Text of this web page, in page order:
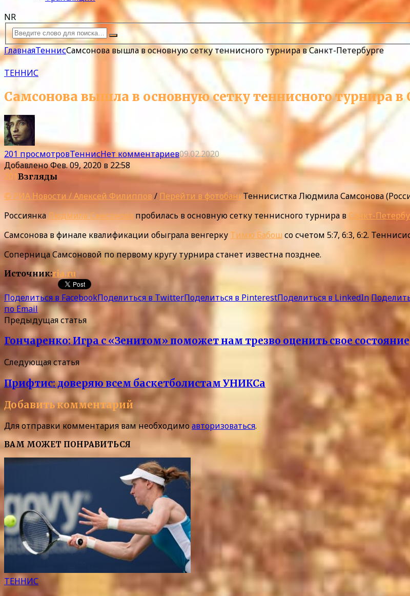
NR
ГлавнаяТеннисСамсонова вышла в основную сетку теннисного турнира в Санкт-Петербурге
ТЕННИС
Самсонова вышла в основную сетку теннисного турнира в
201 просмотровТеннисНет комментариев09.02.2020
ДобавленоФев. 09, 2020 в 22:58
201Взгляды
© РИА Новости / Алексей Филиппов / Перейти в фотобанкТеннисистка Людмила Самсонова
РоссиянкаЛюдмила Самсонова пробилась в основную сетку теннисного турнира в Санкт-
Самсонова в финале квалификации обыграла венгерку Тимю Бабош со счетом 5:7, 6:3, 6:2.
Соперница Самсоновой по первому кругу турнира станет известна позднее.
Источник:ria.ru
Поделиться в FacebookПоделиться в TwitterПоделиться в PinterestПоделиться в LinkedIn
по Email
Предыдущая статья
Гончаренко: Игра с «Зенитом» поможет нам трезво оценить свое состояние
Следующая статья
Прифтис: доверяю всем баскетболистам УНИКСа
Добавить комментарий
Для отправки комментария вам необходимоавторизоваться.
ВАМ МОЖЕТ ПОНРАВИТЬСЯ
ТЕННИС